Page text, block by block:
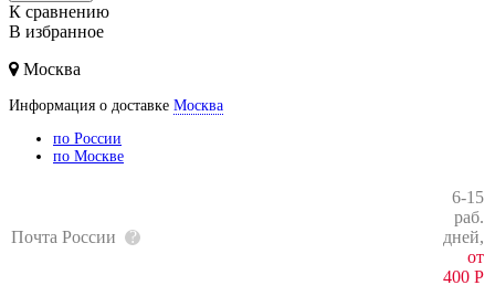
К сравнению
В избранное
Москва
Информация о доставке Москва
по России
по Москве
Почта России
6-15
раб.
дней,
от
400 Р